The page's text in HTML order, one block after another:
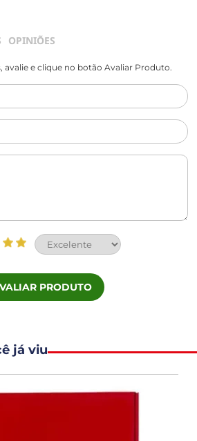
OPINIÕES
avalie e clique no botão Avaliar Produto.
PRODUTO
já viu